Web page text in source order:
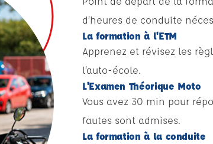
d’heures de conduite
La formation à l'ETM
Apprenez et révisez les
l’auto-école.
L'Examen Théorique Moto
Vous avez 30 min pour
fautes sont admises.
La formation à la conduite